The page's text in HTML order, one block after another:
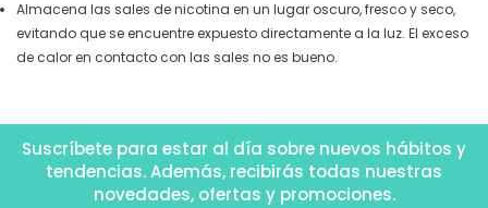
Almacena las sales de nicotina en un lugar oscuro, fresco y seco,
evitando que se encuentre expuesto directamente a la luz. El exceso
de calor en contacto con las sales no es bueno.
Suscríbete para estar al día sobre nuevos hábitos y
tendencias. Además, recibirás todas nuestras
novedades, ofertas y promociones.